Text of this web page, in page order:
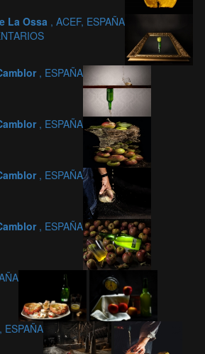
La Ossa , ACEF, ESPAÑA
, ESPAÑA
, ESPAÑA
, ESPAÑA
, ESPAÑA
, ESPAÑA